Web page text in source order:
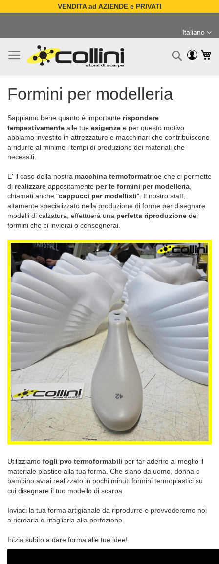
VENDITA ad AZIENDE e PRIVATI
contenuto
Lingua
Italiano
Formini per modelleria
Sappiamo bene quanto è importante rispondere
tempestivamente alle tue esigenze e per questo motivo
abbiamo investito in attrezzature e macchinari che contribuiscono
a ridurre al minimo i tempi di produzione dei materiali che
necessiti.
E' il caso della nostra macchina termoformatrice che ci permette
di realizzare appositamente per te formini per modelleria
chiamati anche "cappucci per modellisti". Il nostro staff,
altamente specializzato nella produzione di forme per disegnare
modelli di calzatura, effettuerà una perfetta riproduzione dei
formini che ci invierai o consegnerai.
Utilizziamo fogli pvc termoformabili per far aderire al meglio il
materiale plastico alla tua forma. Che siano da uomo, donna o
bambino avrai realizzato in pochi minuti formini termoplastici su
cui disegnare il tuo modello di scarpa.
Inviaci la tua forma artigianale da riprodurre e provvederemo noi
a ricrearla e ritagliarla alla perfezione.
Inizia subito a dare forma alle tue idee!